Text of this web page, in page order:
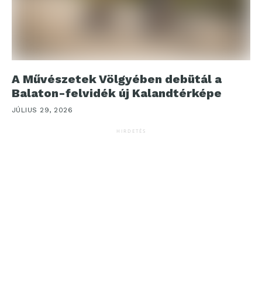
A Művészetek Völgyében debütál a
Balaton-felvidék új Kalandtérképe
JÚLIUS 29, 2026
HIRDETÉS